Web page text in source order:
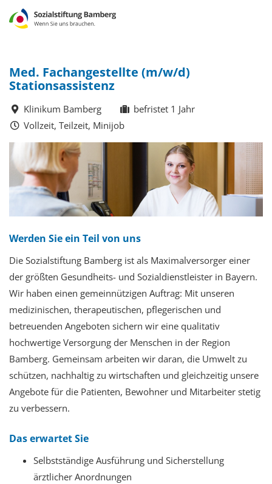
Med. Fachangestellte (m/w/d)
Stationsassistenz
Klinikum Bamberg
befristet 1 Jahr
Vollzeit, Teilzeit, Minijob
Werden Sie ein Teil von uns
Die Sozialstiftung Bamberg ist als Maximalversorger einer
der größten Gesundheits- und Sozialdienstleister in Bayern.
Wir haben einen gemeinnützigen Auftrag: Mit unseren
medizinischen, therapeutischen, pflegerischen und
betreuenden Angeboten sichern wir eine qualitativ
hochwertige Versorgung der Menschen in der Region
Bamberg. Gemeinsam arbeiten wir daran, die Umwelt zu
schützen, nachhaltig zu wirtschaften und gleichzeitig unsere
Angebote für die Patienten, Bewohner und Mitarbeiter stetig
zu verbessern.
Das erwartet Sie
Selbstständige Ausführung und Sicherstellung
ärztlicher Anordnungen